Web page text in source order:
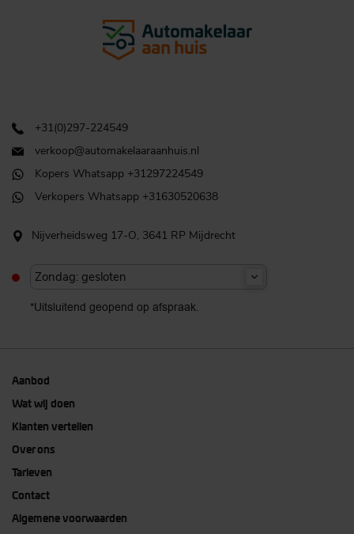
+31(0)297-224549
verkoop@automakelaaraanhuis.nl
Kopers Whatsapp +31297224549
Verkopers Whatsapp +31630520638
Nijverheidsweg 17-O, 3641 RP Mijdrecht
Zondag: gesloten
*Uitsluitend geopend op afspraak.
Aanbod
Wat wij doen
Klanten vertellen
Over ons
Tarieven
Contact
Algemene voorwaarden